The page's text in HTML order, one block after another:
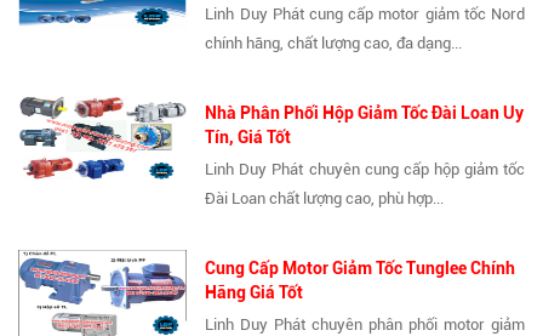
Linh Duy Phát cung cấp motor giảm tốc Nord
chính hãng, chất lượng cao, đa dạng...
Nhà Phân Phối Hộp Giảm Tốc Đài Loan Uy
Tín, Giá Tốt
Linh Duy Phát chuyên cung cấp hộp giảm tốc
Đài Loan chất lượng cao, phù hợp...
Cung Cấp Motor Giảm Tốc Tunglee Chính
Hãng Giá Tốt
Linh Duy Phát chuyên phân phối motor giảm